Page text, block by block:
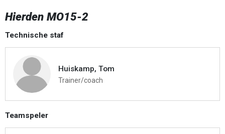
Hierden MO15-2
Technische staf
Huiskamp, Tom
Trainer/coach
Teamspeler